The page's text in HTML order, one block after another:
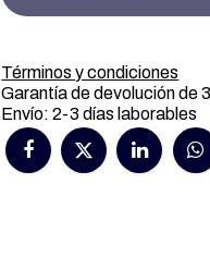
Términos y condiciones
Garantía de devolución de
Envío: 2-3 días laborables